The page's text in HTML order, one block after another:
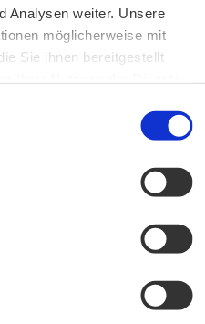
Analysen weiter. Unsere
möglicherweise mit
Sie ihnen bereitgestellt
Exkursionen
Bankerlweg – Bärnsee –